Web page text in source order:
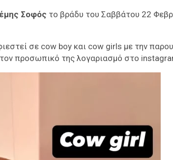
Σοφός το βράδυ του Σαββάτου 22
σε cow boy και cow girls με την
προσωπικό της λογαριασμό στο